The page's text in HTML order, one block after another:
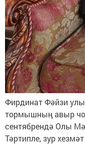
Фирдинат Фәйзи
тормышның авыр
сентябрендә Олы
Тәртипле, зур